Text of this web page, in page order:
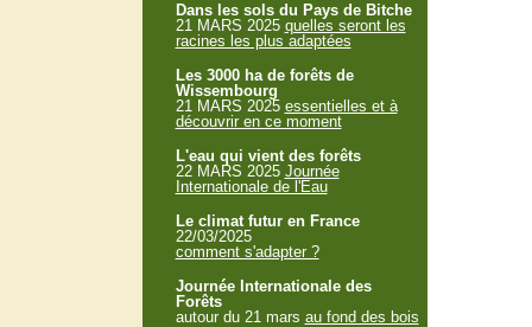
Dans les sols du Pays de Bitche
21 MARS 2025 quelles seront les
racines les plus adaptées
Les 3000 ha de forêts de
Wissembourg
21 MARS 2025 essentielles et à
découvrir en ce moment
L'eau qui vient des forêts
22 MARS 2025 Journée
Internationale de l'Eau
Le climat futur en France
22/03/2025
comment s'adapter ?
Journée Internationale des
Forêts
autour du 21 mars au fond des bois